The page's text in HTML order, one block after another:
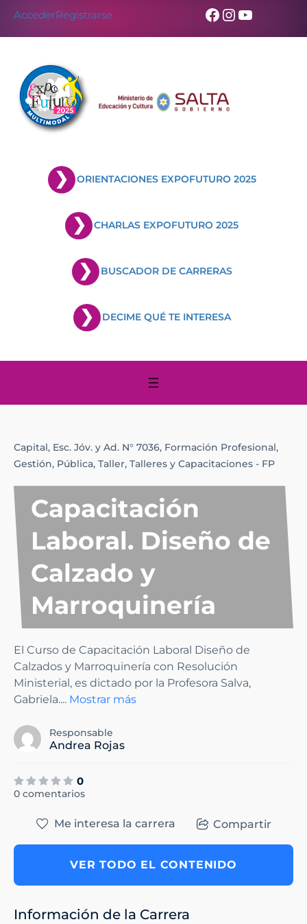
AccederRegistrarse Facebook
Instagram
YouTube
ORIENTACIONES EXPOFUTURO 2025
CHARLAS EXPOFUTURO 2025
BUSCADOR DE CARRERAS
DECIME QUÉ TE INTERESA
Capital, Esc. Jóv. y Ad. N° 7036, Formación Profesional,
Gestión, Pública, Taller, Talleres y Capacitaciones - FP
Capacitación
Laboral. Diseño de
Calzado y
Marroquinería
El Curso de Capacitación Laboral Diseño de
Calzados y Marroquinería con Resolución
Ministerial, es dictado por la Profesora Salva,
Gabriela.... Mostrar más
Responsable
Andrea Rojas
0
0 comentarios
Me interesa la carrera Compartir
VER TODO EL CONTENIDO
Información de la Carrera